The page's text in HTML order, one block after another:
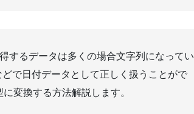
するデータは多くの場合文字列になってい
で日付データとして正しく扱うことがで
変換する方法解説します。